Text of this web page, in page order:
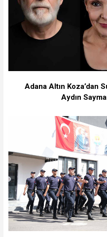
Adana Altın Koza’dan
Aydın